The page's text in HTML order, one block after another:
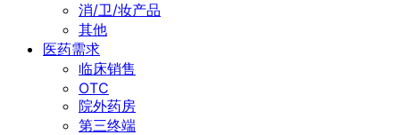
消/卫/妆产品
其他
医药需求
临床销售
OTC
院外药房
第三终端